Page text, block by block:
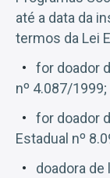
até a data da
termos da Lei
for doador
nº 4.087/1999;
for doador
Estadual nº
doadora